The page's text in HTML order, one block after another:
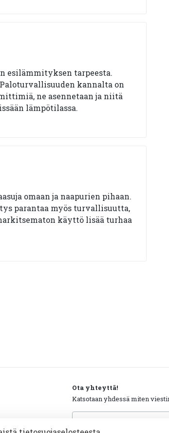
esilämmityksen tarpeesta.
kannalta on
ne asennetaan ja niitä
lämpötilassa.
omaan ja naapurien pihaan.
parantaa myös turvallisuutta,
käyttö lisää turhaa
Ota yhteyttä!
Katsotaan yhdessä miten
Sähköpostiosoite
*